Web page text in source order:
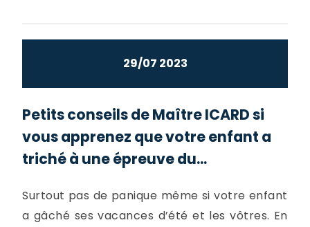
29/07 2023
Petits conseils de Maître ICARD si
vous apprenez que votre enfant a
triché à une épreuve du...
Surtout pas de panique même si votre enfant
a gâché ses vacances d’été et les vôtres. En